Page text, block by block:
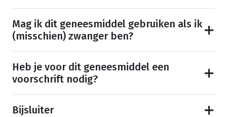
Mag ik dit geneesmiddel gebruiken als ik
(misschien) zwanger ben?
Heb je voor dit geneesmiddel een
voorschrift nodig?
Bijsluiter